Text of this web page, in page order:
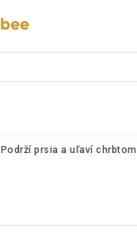
Podrží prsia a uľaví chrbtom